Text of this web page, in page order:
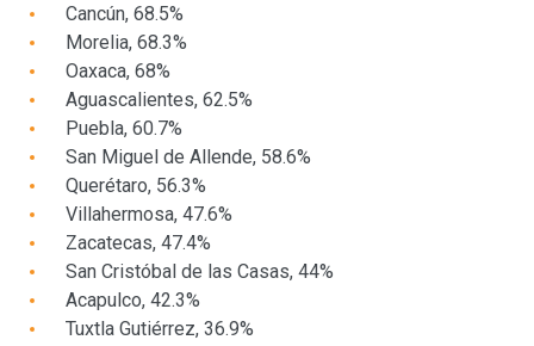
Cancún, 68.5%
Morelia, 68.3%
Oaxaca, 68%
Aguascalientes, 62.5%
Puebla, 60.7%
San Miguel de Allende, 58.6%
Querétaro, 56.3%
Villahermosa, 47.6%
Zacatecas, 47.4%
San Cristóbal de las Casas, 44%
Acapulco, 42.3%
Tuxtla Gutiérrez, 36.9%